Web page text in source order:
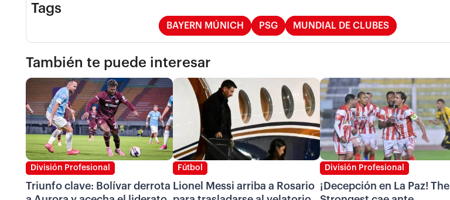
Tags
BAYERN MÚNICH PSG MUNDIAL DE CLUBES
También te puede interesar
División Profesional
Triunfo clave: Bolívar derrota
Fútbol
Lionel Messi arriba a Rosario
División Profesional
¡Decepción en La Paz! The